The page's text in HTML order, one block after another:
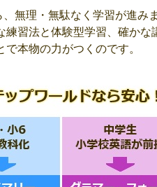
無理・無駄なく学習が進み
練習法と体験型学習、確かな
本物の力がつくのです。